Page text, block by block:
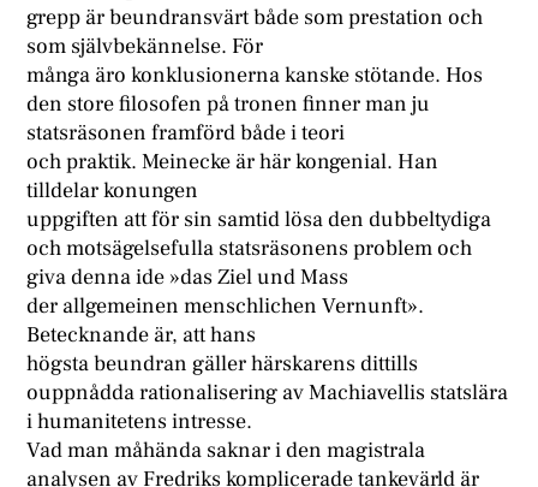
grepp är beundransvärt både som prestation och
som självbekännelse. För
många äro konklusionerna kanske stötande. Hos
den store filosofen på tronen finner man ju
statsräsonen framförd både i teori
och praktik. Meinecke är här kongenial. Han
tilldelar konungen
uppgiften att för sin samtid lösa den dubbeltydiga
och motsägelsefulla statsräsonens problem och
giva denna ide »das Ziel und Mass
der allgemeinen menschlichen Vernunft».
Betecknande är, att hans
högsta beundran gäller härskarens dittills
ouppnådda rationalisering av Machiavellis statslära
i humanitetens intresse.
Vad man måhända saknar i den magistrala
analysen av Fredriks komplicerade tankevärld är